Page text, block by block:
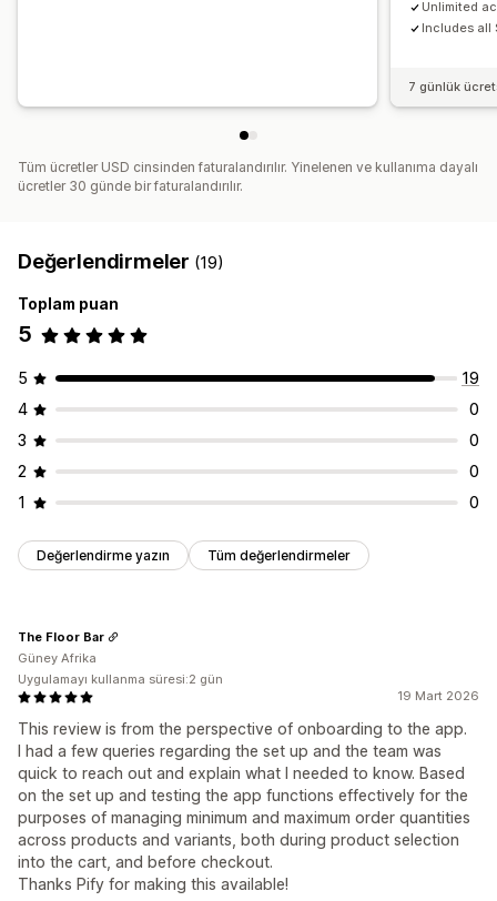
Unlimited
Includes all
7 günlük
Tüm ücretler USD cinsinden faturalandırılır. Yinelenen ve kullanıma dayalı
ücretler 30 günde bir faturalandırılır.
Değerlendirmeler (19)
Toplam puan
5
5
19
4
0
3
0
2
0
1
0
Değerlendirme yazın Tüm değerlendirmeler
19 Mart 2026
This review is from the perspective of onboarding to the app.
I had a few queries regarding the set up and the team was
quick to reach out and explain what I needed to know. Based
on the set up and testing the app functions effectively for the
purposes of managing minimum and maximum order quantities
across products and variants, both during product selection
into the cart, and before checkout.
Thanks Pify for making this available!
The Floor Bar
Güney Afrika
Uygulamayı kullanma süresi:2 gün